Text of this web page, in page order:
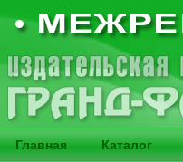
Главная Каталог